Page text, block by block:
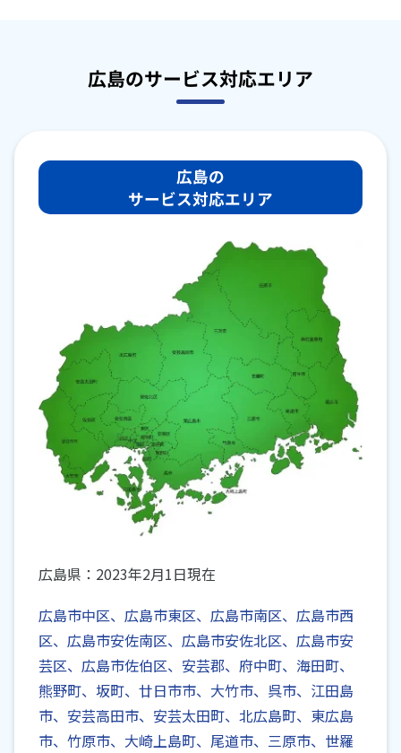
広島のサービス対応エリア
広島の
サービス対応エリア
広島県：2023年2月1日現在
広島市中区、広島市東区、広島市南区、広島市西
区、広島市安佐南区、広島市安佐北区、広島市安
芸区、広島市佐伯区、安芸郡、府中町、海田町、
熊野町、坂町、廿日市市、大竹市、呉市、江田島
市、安芸高田市、安芸太田町、北広島町、東広島
市、竹原市、大崎上島町、尾道市、三原市、世羅